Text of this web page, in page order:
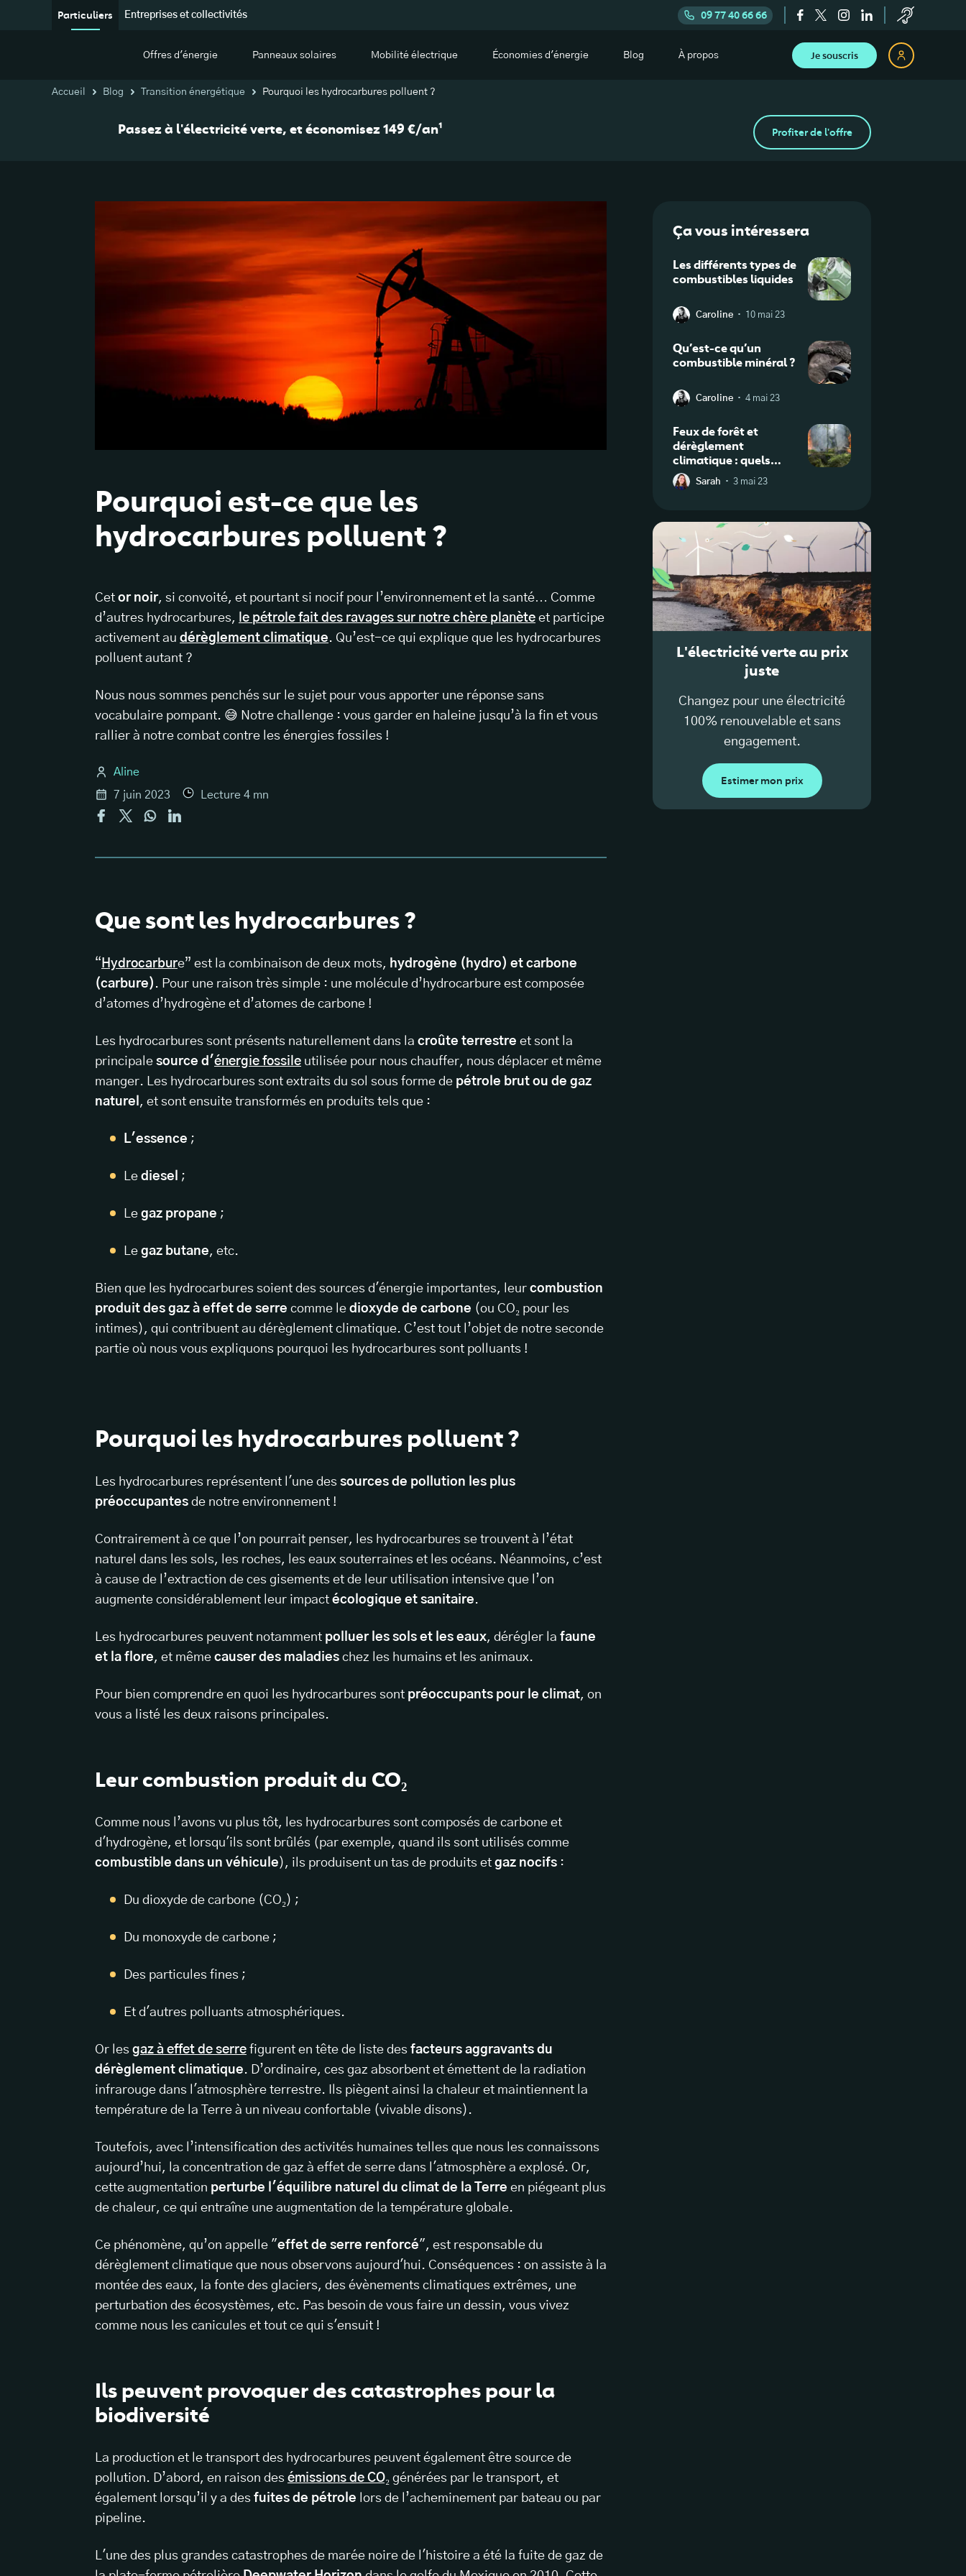
Particuliers Entreprises et collectivités 09 77 40 66 66
Offres d'énergie Panneaux solaires Mobilité électrique Économies d'énergie Blog À propos Je souscris
Accueil Blog Transition énergétique Pourquoi les hydrocarbures polluent ?
Passez à l'électricité verte, et économisez 149 €/an¹ Profiter de l'offre
Pourquoi est-ce que les
hydrocarbures polluent ?
Cet or noir, si convoité, et pourtant si nocif pour l’environnement et la santé… Comme
d’autres hydrocarbures,
le pétrole fait des ravages sur notre chère planète et participe
activement au dérèglement climatique. Qu’est-ce qui explique que les hydrocarbures
polluent autant ?
Nous nous sommes penchés sur le sujet pour vous apporter une réponse sans
vocabulaire pompant. 😅 Notre challenge : vous garder en haleine jusqu’à la fin et vous
rallier à notre combat contre les énergies fossiles !
Aline
7 juin 2023
Lecture 4 mn
Que sont les hydrocarbures ?
“ Hydrocarbure” est la combinaison de deux mots, hydrogène (hydro) et carbone
(carbure) . Pour une raison très simple : une molécule d’hydrocarbure est composée
d’atomes d’hydrogène et d’atomes de carbone !
Les hydrocarbures sont présents naturellement dans la croûte terrestre et sont la
principale source d'énergie fossile utilisée pour nous chauffer, nous déplacer et même
manger. Les hydrocarbures sont extraits du sol sous forme de pétrole brut ou de gaz
naturel , et sont ensuite transformés en produits tels que :
L'essence ;
Le diesel ;
Le gaz propane ;
Le gaz butane, etc.
Bien que les hydrocarbures soient des sources d'énergie importantes, leur combustion
produit des gaz à effet de serre comme le dioxyde de carbone (ou CO₂ pour les
intimes), qui contribuent au dérèglement climatique. C’est tout l’objet de notre seconde
partie où nous vous expliquons pourquoi les hydrocarbures sont polluants !
Pourquoi les hydrocarbures polluent ?
Les hydrocarbures représentent l'une des sources de pollution les plus
préoccupantes de notre environnement !
Contrairement à ce que l’on pourrait penser, les hydrocarbures se trouvent à l’état
naturel dans les sols, les roches, les eaux souterraines et les océans. Néanmoins, c’est
à cause de l’extraction de ces gisements et de leur utilisation intensive que l’on
augmente considérablement leur impact écologique et sanitaire.
Les hydrocarbures peuvent notamment polluer les sols et les eaux, dérégler la faune
et la flore, et même causer des maladies chez les humains et les animaux.
Pour bien comprendre en quoi les hydrocarbures sont préoccupants pour le climat, on
vous a listé les deux raisons principales.
Leur combustion produit du CO₂
Comme nous l’avons vu plus tôt, les hydrocarbures sont composés de carbone et
d'hydrogène, et lorsqu'ils sont brûlés (par exemple, quand ils sont utilisés comme
combustible dans un véhicule), ils produisent un tas de produits et gaz nocifs :
Du dioxyde de carbone (CO₂) ;
Du monoxyde de carbone ;
Des particules fines ;
Et d'autres polluants atmosphériques.
Or les gaz à effet de serre figurent en tête de liste des facteurs aggravants du
dérèglement climatique. D’ordinaire, ces gaz absorbent et émettent de la radiation
infrarouge dans l'atmosphère terrestre. Ils piègent ainsi la chaleur et maintiennent la
température de la Terre à un niveau confortable (vivable disons).
Toutefois, avec l’intensification des activités humaines telles que nous les connaissons
aujourd’hui, la concentration de gaz à effet de serre dans l'atmosphère a explosé. Or,
cette augmentation perturbe l'équilibre naturel du climat de la Terre en piégeant plus
de chaleur, ce qui entraîne une augmentation de la température globale.
Ce phénomène, qu’on appelle "effet de serre renforcé", est responsable du
dérèglement climatique que nous observons aujourd'hui. Conséquences : on assiste à la
montée des eaux, la fonte des glaciers, des évènements climatiques extrêmes, une
perturbation des écosystèmes, etc. Pas besoin de vous faire un dessin, vous vivez
comme nous les canicules et tout ce qui s'ensuit !
Ils peuvent provoquer des catastrophes pour la
biodiversité
La production et le transport des hydrocarbures peuvent également être source de
pollution. D’abord, en raison des émissions de CO₂ générées par le transport, et
également lorsqu’il y a des fuites de pétrole lors de l’acheminement par bateau ou par
pipeline.
L'une des plus grandes catastrophes de marée noire de l'histoire a été la fuite de gaz de
Ça vous intéressera
Les différents types de
combustibles liquides
Caroline · 10 mai 23
Qu’est-ce qu’un
combustible minéral ?
Caroline · 4 mai 23
Feux de forêt et
dérèglement
climatique : quels
impacts
environnementaux et
Sarah · 3 mai 23
L'électricité verte au prix
juste
Changez pour une électricité
100% renouvelable et sans
engagement.
Estimer mon prix